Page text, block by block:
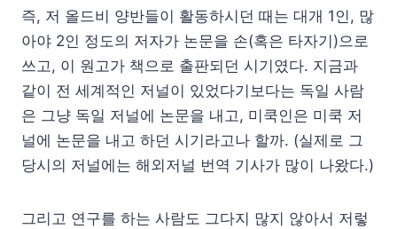
즉, 저 올드비 양반들이 활동하시던 때는 대개 1인, 많
아야 2인 정도의 저자가 논문을 손(혹은 타자기)으로
쓰고, 이 원고가 책으로 출판되던 시기였다. 지금과
같이 전 세계적인 저널이 있었다기보다는 독일 사람
은 그냥 독일 저널에 논문을 내고, 미쿡인은 미쿡 저
널에 논문을 내고 하던 시기라고나 할까. (실제로 그
당시의 저널에는 해외저널 번역 기사가 많이 나왔다.)
그리고 연구를 하는 사람도 그다지 많지 않아서 저렇